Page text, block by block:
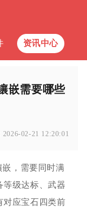
资讯中心
嵌需要哪些
2026-02-21 12:20:01
，需要同时满
等级达标、武器
对应宝石四类前